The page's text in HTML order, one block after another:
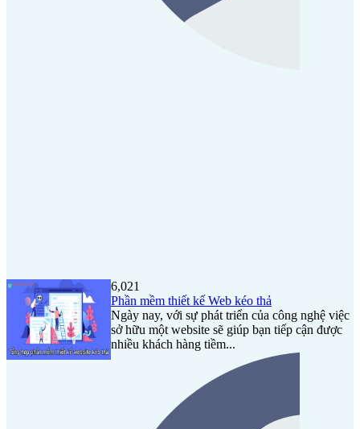
6,021
Phần mềm thiết kế Web kéo thả
Ngày nay, với sự phát triển của công nghệ việc
sở hữu một website sẽ giúp bạn tiếp cận được
nhiều khách hàng tiềm...